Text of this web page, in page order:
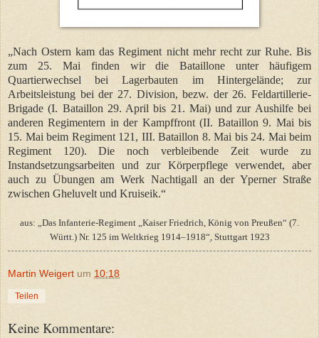
„Nach Ostern kam das Regiment nicht mehr recht zur Ruhe. Bis
zum 25. Mai finden wir die Bataillone unter häufigem
Quartierwechsel bei Lagerbauten im Hintergelände; zur
Arbeitsleistung bei der 27. Division, bezw. der 26. Feldartillerie-
Brigade (I. Bataillon 29. April bis 21. Mai) und zur Aushilfe bei
anderen Regimentern in der Kampffront (II. Bataillon 9. Mai bis
15. Mai beim Regiment 121, III. Bataillon 8. Mai bis 24. Mai beim
Regiment 120). Die noch verbleibende Zeit wurde zu
Instandsetzungsarbeiten und zur Körperpflege verwendet, aber
auch zu Übungen am Werk Nachtigall an der Yperner Straße
zwischen Gheluvelt und Kruiseik.“
aus: „Das Infanterie-Regiment „Kaiser Friedrich, König von Preußen“ (7.
Württ.) Nr. 125 im Weltkrieg 1914–1918“ׅ, Stuttgart 1923
Martin Weigert um 10:18
Teilen
Keine Kommentare: